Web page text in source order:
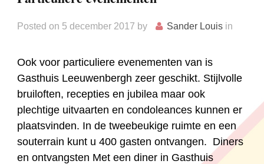
Posted on 5 december 2017 by Sander Louis in
Ook voor particuliere evenementen van is
Gasthuis Leeuwenbergh zeer geschikt. Stijlvolle
bruiloften, recepties en jubilea maar ook
plechtige uitvaarten en condoleances kunnen er
plaatsvinden. In de tweebeukige ruimte en een
souterrain kunt u 400 gasten ontvangen. Diners
en ontvangsten Met een diner in Gasthuis